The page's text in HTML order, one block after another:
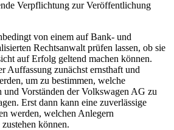
Verpflichtung zur Veröffentlichung
von einem auf Bank- und
Rechtsanwalt prüfen lassen, ob sie
auf Erfolg geltend machen können.
Auffassung zunächst ernsthaft und
um zu bestimmen, welche
Vorständen der Volkswagen AG zu
Erst dann kann eine zuverlässige
werden, welchen Anlegern
zustehen können.